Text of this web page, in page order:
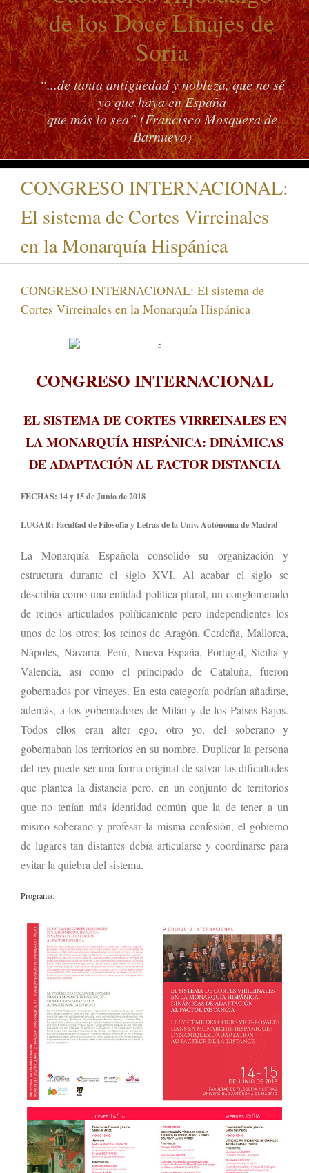
de los Doce Linajes de
Soria
“...de tanta antigüedad y nobleza, que no sé
yo que haya en España
que más lo sea” (Francisco Mosquera de
Barnuevo)
CONGRESO INTERNACIONAL:
El sistema de Cortes Virreinales
en la Monarquía Hispánica
CONGRESO INTERNACIONAL: El sistema de
Cortes Virreinales en la Monarquía Hispánica
CONGRESO INTERNACIONAL
EL SISTEMA DE CORTES VIRREINALES EN
LA MONARQUÍA HISPÁNICA: DINÁMICAS
DE ADAPTACIÓN AL FACTOR DISTANCIA
FECHAS: 14 y 15 de Junio de 2018
LUGAR: Facultad de Filosofía y Letras de la Univ. Autónoma de Madrid
La Monarquía Española consolidó su organización y
estructura durante el siglo XVI. Al acabar el siglo se
describía como una entidad política plural, un conglomerado
de reinos articulados políticamente pero independientes los
unos de los otros; los reinos de Aragón, Cerdeña, Mallorca,
Nápoles, Navarra, Perú, Nueva España, Portugal, Sicilia y
Valencia, así como el principado de Cataluña, fueron
gobernados por virreyes. En esta categoría podrían añadirse,
además, a los gobernadores de Milán y de los Países Bajos.
Todos ellos eran alter ego, otro yo, del soberano y
gobernaban los territorios en su nombre. Duplicar la persona
del rey puede ser una forma original de salvar las dificultades
que plantea la distancia pero, en un conjunto de territorios
que no tenían más identidad común que la de tener a un
mismo soberano y profesar la misma confesión, el gobierno
de lugares tan distantes debía articularse y coordinarse para
evitar la quiebra del sistema.
Programa: